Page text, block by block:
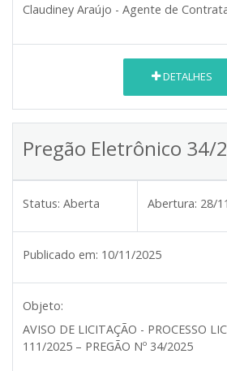
Claudiney Araújo - Agente de
DETALHES
Pregão Eletrônico 34/
Status: Aberta Abertura: 28/
Publicado em: 10/11/2025
Objeto:
AVISO DE LICITAÇÃO - PROCESSO
111/2025 – PREGÃO Nº 34/2025